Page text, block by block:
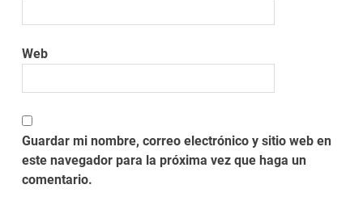
Web
Guardar mi nombre, correo electrónico y sitio web en
este navegador para la próxima vez que haga un
comentario.